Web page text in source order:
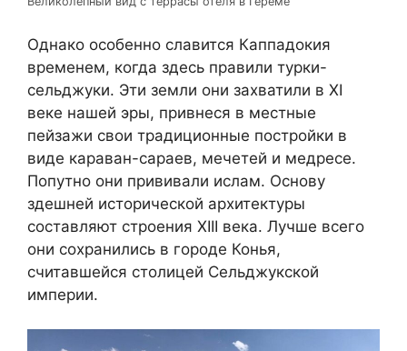
Однако особенно славится Каппадокия
временем, когда здесь правили турки-
сельджуки. Эти земли они захватили в XI
веке нашей эры, привнеся в местные
пейзажи свои традиционные постройки в
виде караван-сараев, мечетей и медресе.
Попутно они прививали ислам. Основу
здешней исторической архитектуры
составляют строения XIII века. Лучше всего
они сохранились в городе Конья,
считавшейся столицей Сельджукской
империи.